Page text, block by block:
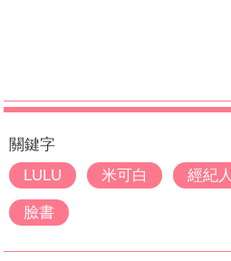
關鍵字
LULU
米可白 經紀人
臉書